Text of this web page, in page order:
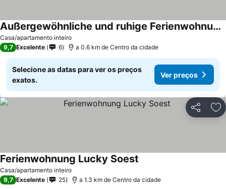
Casa/apartamento inteiro
Außergewöhnliche und ruhige Ferienwohnungen im Herzen der Soester Altstadt
9,7 Excelente 6 a 0.6 km de Centro da cidade
Selecione as datas para ver os preços
exatos.
Ver preços
Partilhar
Casa/apartamento inteiro
Ferienwohnung Lucky Soest
9,7 Excelente 25 a 1.3 km de Centro da cidade